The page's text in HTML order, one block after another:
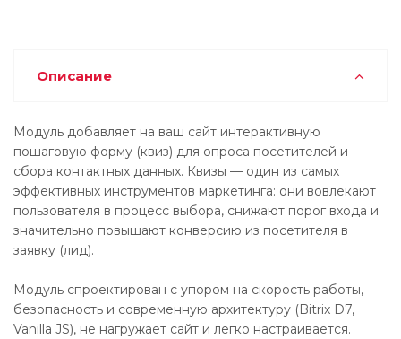
Описание
Модуль добавляет на ваш сайт интерактивную
пошаговую форму (квиз) для опроса посетителей и
сбора контактных данных. Квизы — один из самых
эффективных инструментов маркетинга: они вовлекают
пользователя в процесс выбора, снижают порог входа и
значительно повышают конверсию из посетителя в
заявку (лид).
Модуль спроектирован с упором на скорость работы,
безопасность и современную архитектуру (Bitrix D7,
Vanilla JS), не нагружает сайт и легко настраивается.